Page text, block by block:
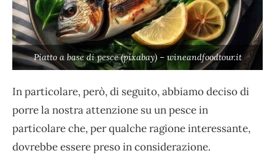
Piatto a base di pesce (pixabay) – wineandfoodtour.it
In particolare, però, di seguito, abbiamo deciso di
porre la nostra attenzione su un pesce in
particolare che, per qualche ragione interessante,
dovrebbe essere preso in considerazione.